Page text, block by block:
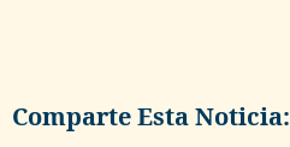
Comparte Esta Noticia: